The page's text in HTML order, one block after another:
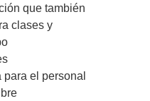
que también
clases y
el personal